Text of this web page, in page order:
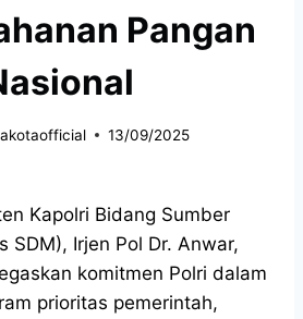
Pangan
13/09/2025
Kapolri Bidang Sumber
SDM), Irjen Pol Dr. Anwar,
komitmen Polri dalam
prioritas pemerintah,